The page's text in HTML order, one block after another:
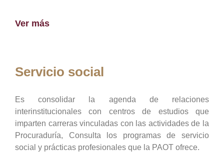
Ver más
Servicio social
Es consolidar la agenda de relaciones
interinstitucionales con centros de estudios que
imparten carreras vinculadas con las actividades de la
Procuraduría, Consulta los programas de servicio
social y prácticas profesionales que la PAOT ofrece.